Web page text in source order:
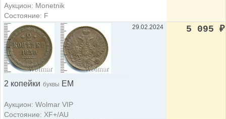
Аукцион: Monetnik
Состояние: F
2 копейки буквы ЕМ
Аукцион: Wolmar VIP
Состояние: XF+/AU
29.02.2024 5 095 ₽